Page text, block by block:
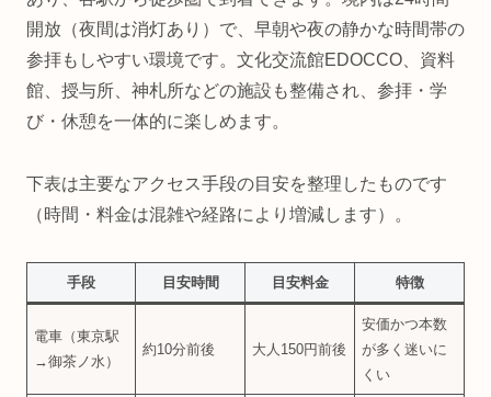
開放（夜間は消灯あり）で、早朝や夜の静かな時間帯の
参拝もしやすい環境です。文化交流館EDOCCO、資料
館、授与所、神札所などの施設も整備され、参拝・学
び・休憩を一体的に楽しめます。
下表は主要なアクセス手段の目安を整理したものです
（時間・料金は混雑や経路により増減します）。
手段 目安時間 目安料金 特徴
電車（東京駅
→御茶ノ水）
約10分前後 大人150円前後
安価かつ本数
が多く迷いに
くい